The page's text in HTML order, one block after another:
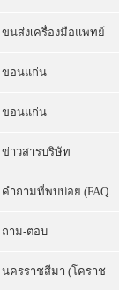
ขนส่งเครื่องมือแพทย์
ขอนแก่น
ขอนแก่น
ข่าวสารบริษัท
คำถามที่พบบ่อย (FAQ
ถาม-ตอบ
นครราชสีมา (โคราช